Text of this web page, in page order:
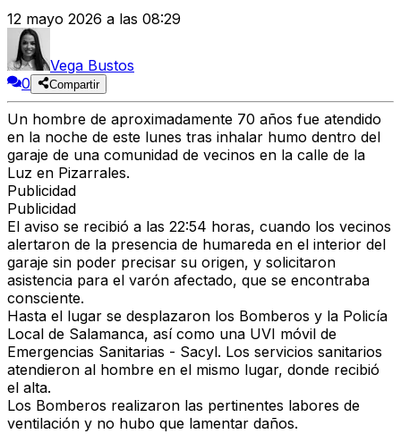
12 mayo 2026 a las 08:29
Vega Bustos
0
Compartir
Un hombre de aproximadamente 70 años fue atendido
en la noche de este lunes tras inhalar humo dentro del
garaje de una comunidad de vecinos en la calle de la
Luz en Pizarrales.
Publicidad
Publicidad
El aviso se recibió a las 22:54 horas, cuando los vecinos
alertaron de la presencia de humareda en el interior del
garaje sin poder precisar su origen, y solicitaron
asistencia para el varón afectado, que se encontraba
consciente.
Hasta el lugar se desplazaron los Bomberos y la Policía
Local de Salamanca, así como una UVI móvil de
Emergencias Sanitarias - Sacyl. Los servicios sanitarios
atendieron al hombre en el mismo lugar, donde recibió
el alta.
Los Bomberos realizaron las pertinentes labores de
ventilación y no hubo que lamentar daños.